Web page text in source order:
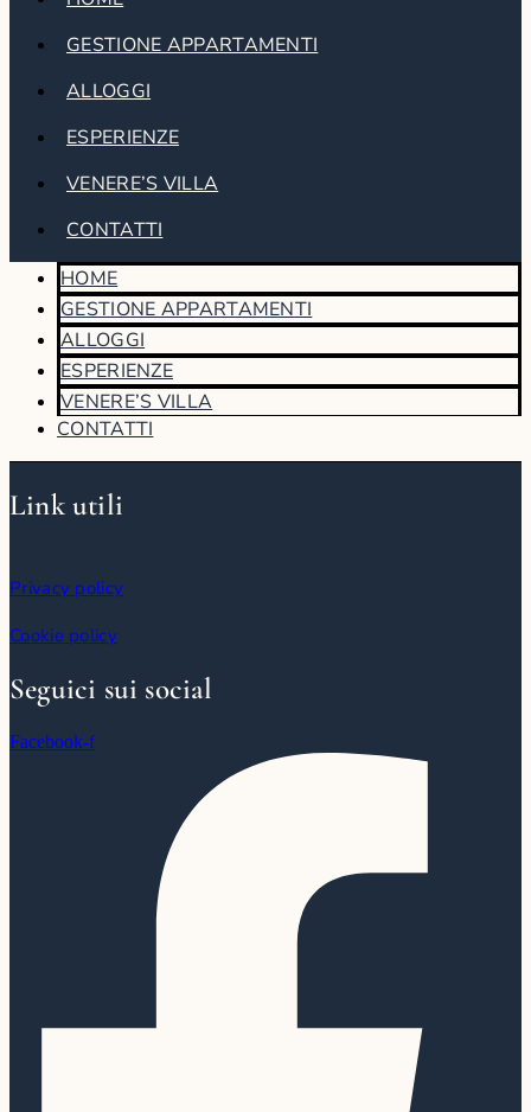
GESTIONE APPARTAMENTI
ALLOGGI
ESPERIENZE
VENERE’S VILLA
CONTATTI
HOME
GESTIONE APPARTAMENTI
ALLOGGI
ESPERIENZE
VENERE’S VILLA
CONTATTI
Link utili
Privacy policy
Cookie policy
Seguici sui social
Facebook-f